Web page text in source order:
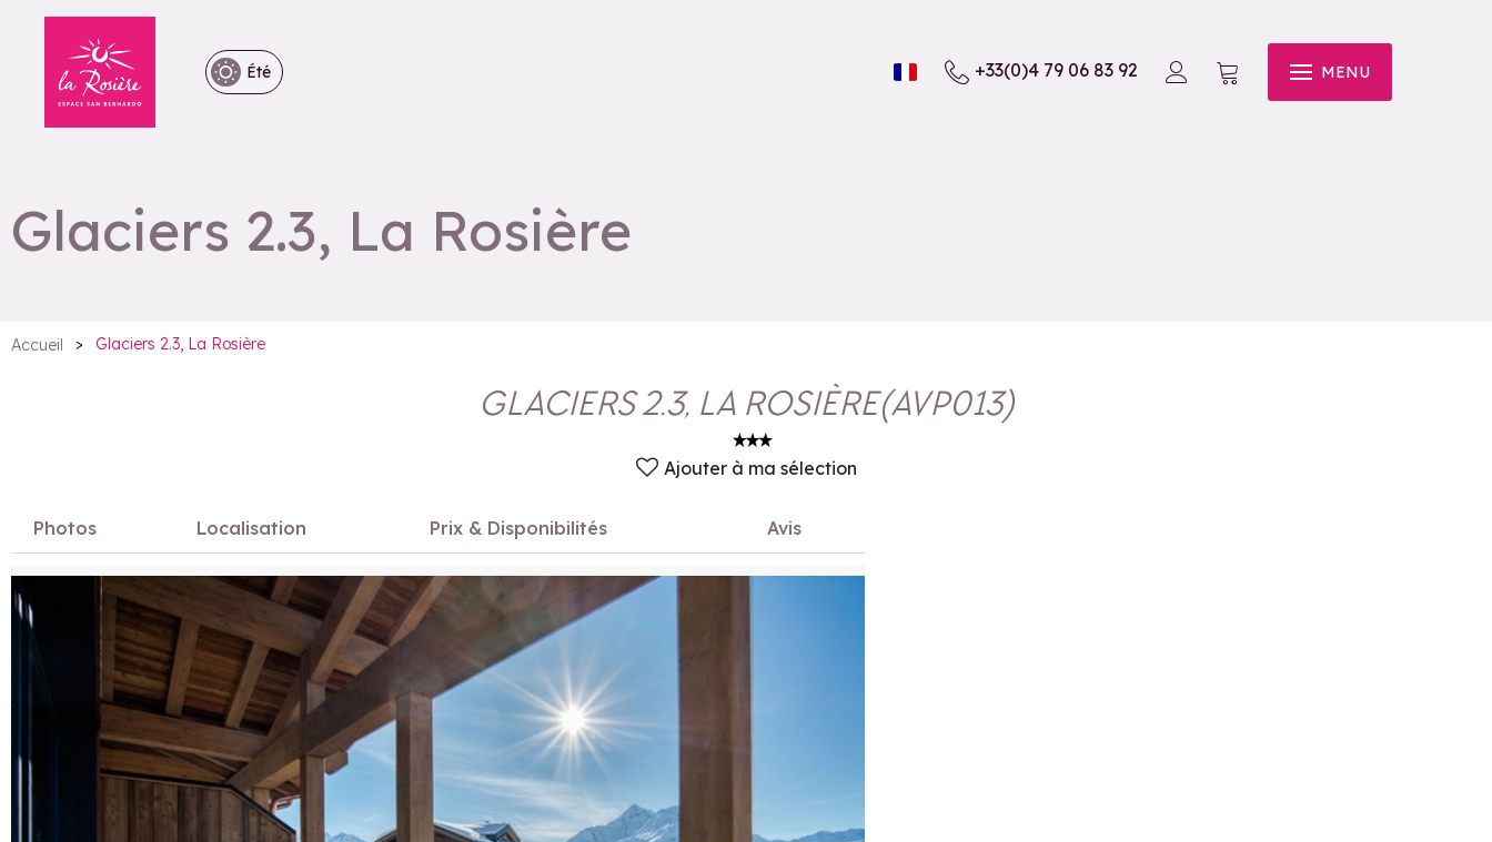
Été +33(0)4 79 06 83 92 MENU
Glaciers 2.3, La Rosière
Accueil > Glaciers 2.3, La Rosière
GLACIERS 2.3, LA ROSIÈRE(AVP013)
Ajouter à ma sélection
Photos Localisation Prix & Disponibilités Avis